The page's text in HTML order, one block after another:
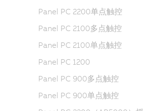
Panel PC 2200单点触控
Panel PC 2100多点触控
Panel PC 2100单点触控
Panel PC 1200
Panel PC 900多点触控
Panel PC 900单点触控